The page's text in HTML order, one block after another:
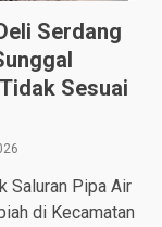
Serdang
Sesuai
Saluran Pipa Air
di Kecamatan